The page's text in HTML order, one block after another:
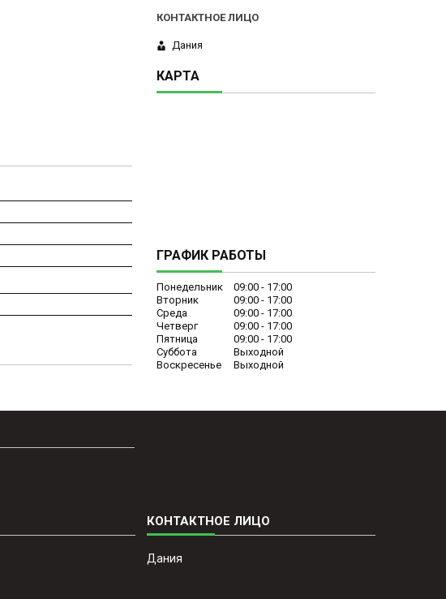
Дания
КАРТА
ГРАФИК РАБОТЫ
Понедельник 09:00
17:00
Вторник
09:00
17:00
Среда
09:00
17:00
Четверг
09:00
17:00
Пятница
09:00
17:00
Суббота
Выходной
Воскресенье
Выходной
Дания